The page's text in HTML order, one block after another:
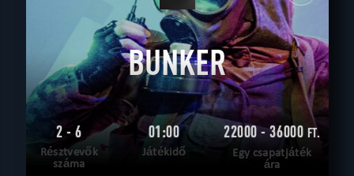
BUNKER
2 - 6
Résztvevők
száma
01:00
Játékidő
22000 - 36000 FT.
Egy csapatjáték
ára